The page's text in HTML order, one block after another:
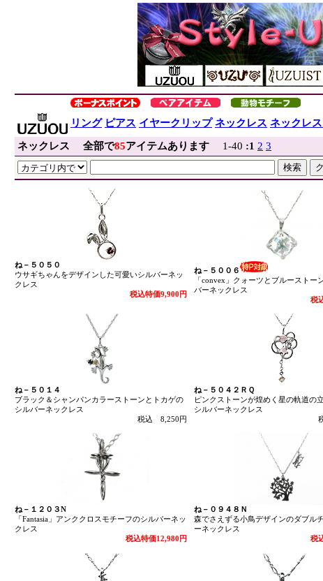
リング ピアス イヤークリップ ネックレス ネックレ
ネックレス 全部で85アイテムあります 1-40 :1 2 3
ね－５０５０
ウサギちゃんをデザインした可愛いシルバーネッ
クレス
税込特価9,900円
ね－５００６
「convex」クォーツとブルーストー
バーネックレス
税
ね－５０１４
ブラック＆シャンパンカラーストーンとトカゲの
シルバーネックレス
税込 8,250円
ね－５０４２ＲＱ
ピンクストーンが煌めく星の軌道の
シルバーネックレス
ね－１２０３N
「Fantasia」アンククロスモチーフのシルバーネッ
クレス
税込特価12,980円
ね－０９４８Ｎ
森でさえずる小鳥デザインのダブル
ーネックレス
税